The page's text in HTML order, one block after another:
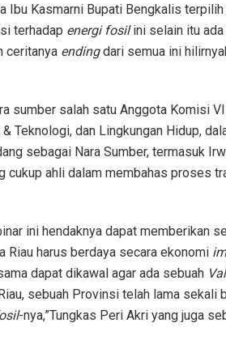
Ibu Kasmarni Bupati Bengkalis
terhadap energi fosilini selain itu ada
ceritanya endingdari semua ini
sumber salah satu Anggota Komisi
Teknologi, dan Lingkungan Hidup,
sebagai Nara Sumber, termasuk
cukup ahli dalam membahas proses
ini hendaknya dapat memberikan
Riau harus berdaya secara ekonomi
dapat dikawal agar ada sebuah
sebuah Provinsi telah lama sekali
-nya,”Tungkas Peri Akri yang juga